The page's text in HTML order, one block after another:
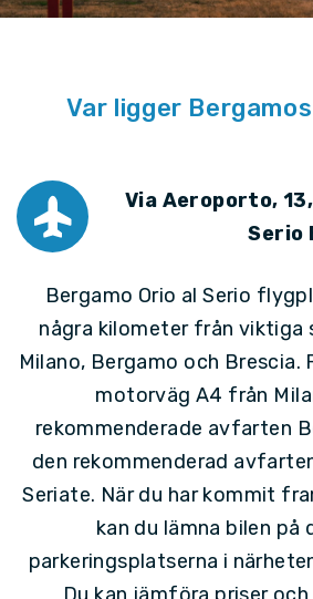
Var ligger
Via Aeroporto,
Serio
Bergamo Orio al Serio
några kilometer från viktiga
Milano, Bergamo och Brescia.
motorväg A4 från
rekommenderade avfarten
den rekommenderad
Seriate. När du har kommit
kan du lämna bilen på
parkeringsplatserna i